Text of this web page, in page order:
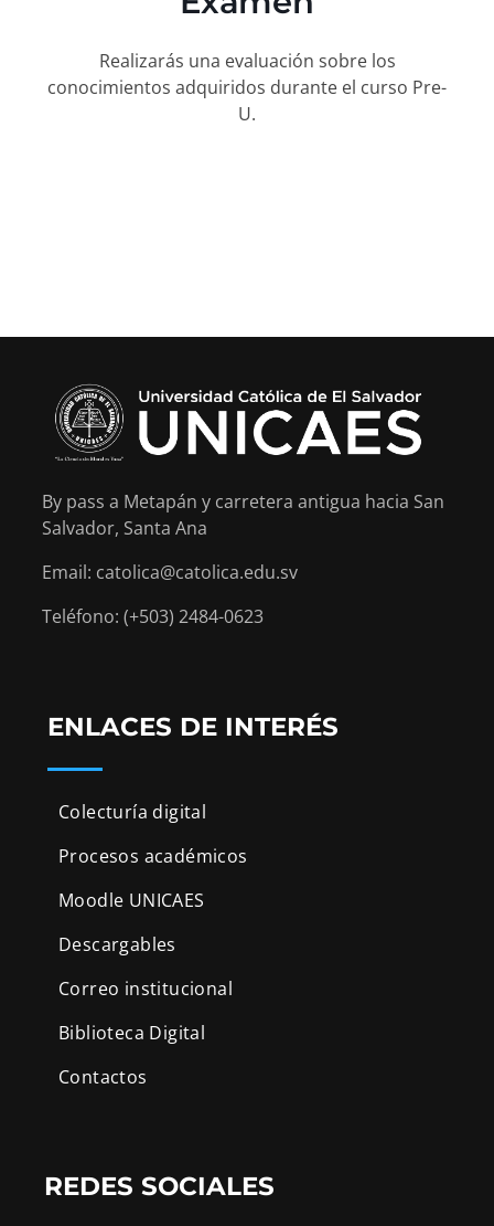
Realizarás una evaluación sobre los
conocimientos adquiridos durante el curso Pre-
U.
By pass a Metapán y carretera antigua hacia San
Salvador, Santa Ana
Email: catolica@catolica.edu.sv
Teléfono: (+503) 2484-0623
ENLACES DE INTERÉS
Colecturía digital
Procesos académicos
Moodle UNICAES
Descargables
Correo institucional
Biblioteca Digital
Contactos
REDES SOCIALES